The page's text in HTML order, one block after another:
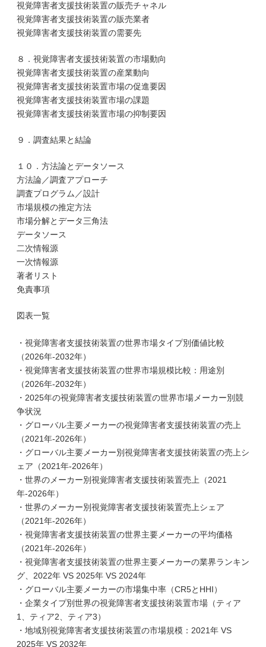
視覚障害者支援技術装置の販売チャネル
視覚障害者支援技術装置の販売業者
視覚障害者支援技術装置の需要先
８．視覚障害者支援技術装置の市場動向
視覚障害者支援技術装置の産業動向
視覚障害者支援技術装置市場の促進要因
視覚障害者支援技術装置市場の課題
視覚障害者支援技術装置市場の抑制要因
９．調査結果と結論
１０．方法論とデータソース
方法論／調査アプローチ
調査プログラム／設計
市場規模の推定方法
市場分解とデータ三角法
データソース
二次情報源
一次情報源
著者リスト
免責事項
図表一覧
・視覚障害者支援技術装置の世界市場タイプ別価値比較
（2026年-2032年）
・視覚障害者支援技術装置の世界市場規模比較：用途別
（2026年-2032年）
・2025年の視覚障害者支援技術装置の世界市場メーカー別競
争状況
・グローバル主要メーカーの視覚障害者支援技術装置の売上
（2021年-2026年）
・グローバル主要メーカー別視覚障害者支援技術装置の売上シ
ェア（2021年-2026年）
・世界のメーカー別視覚障害者支援技術装置売上（2021
年-2026年）
・世界のメーカー別視覚障害者支援技術装置売上シェア
（2021年-2026年）
・視覚障害者支援技術装置の世界主要メーカーの平均価格
（2021年-2026年）
・視覚障害者支援技術装置の世界主要メーカーの業界ランキン
グ、2022年 VS 2025年 VS 2024年
・グローバル主要メーカーの市場集中率（CR5とHHI）
・企業タイプ別世界の視覚障害者支援技術装置市場（ティア
1、ティア2、ティア3）
・地域別視覚障害者支援技術装置の市場規模：2021年 VS
2025年 VS 2032年